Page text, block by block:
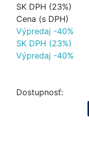
SK DPH (23%)
Cena (s DPH)
Výpredaj -40%
SK DPH (23%)
Výpredaj -40%
Dostupnosť: